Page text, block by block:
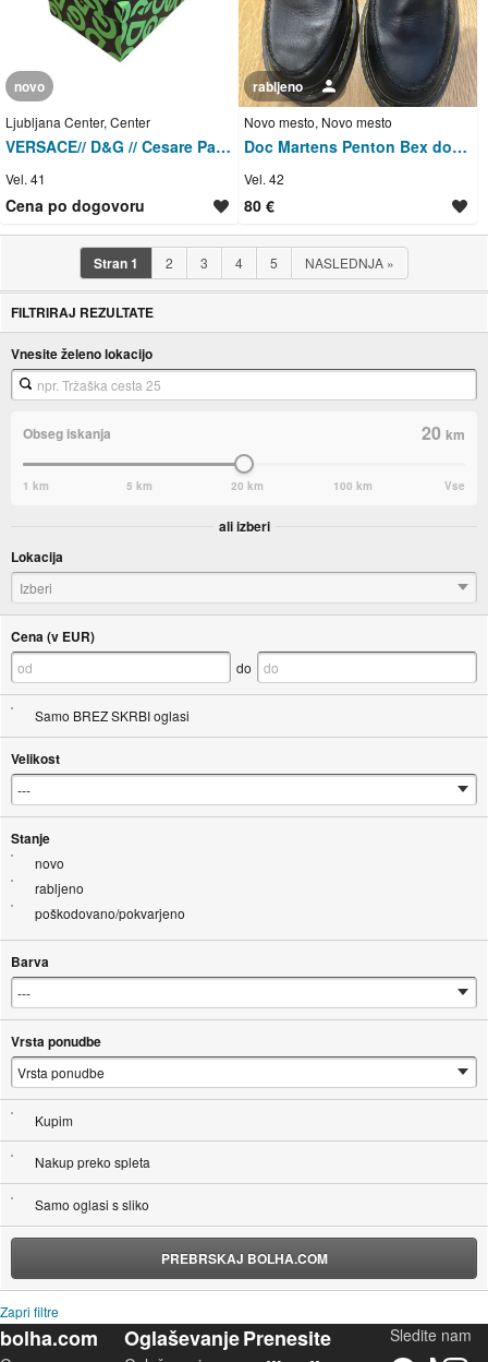
VERSACE// D&G // Cesare Paciotti št. 41 - različni modeli
Ljubljana Center, Center
novo
Vel. 41
Cena po dogovoru
Doc Martens Penton Bex double stitch loafers/mokasini
Novo mesto, Novo mesto
rabljeno
Vel. 42
80 €
Stran1 2 3 4 5 NASLEDNJA »
FILTRIRAJ REZULTATE
Vnesite želeno lokacijo
Obseg iskanja 20km
1 km 5 km 20 km 100 km Vse
ali izberi
Lokacija
Izberi
Cena (v EUR)
do
Samo BREZ SKRBI oglasi
Velikost
Stanje
novo
rabljeno
poškodovano/pokvarjeno
Barva
Vrsta ponudbe
Kupim
Nakup preko spleta
Samo oglasi s sliko
PREBRSKAJ BOLHA.COM
Zapri filtre
bolha.com OglaševanjePrenesite
Sledite nam